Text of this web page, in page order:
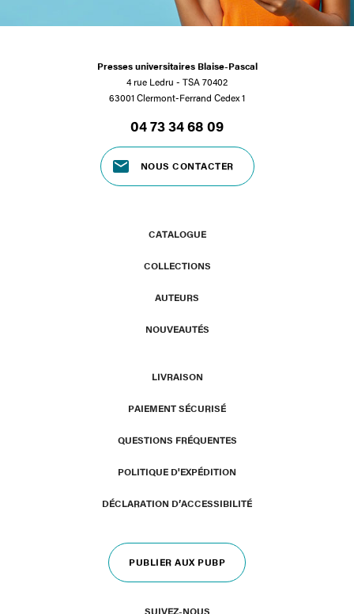
Presses universitaires Blaise-Pascal
4 rue Ledru - TSA 70402
63001 Clermont-Ferrand Cedex 1
04 73 34 68 09
NOUS CONTACTER
CATALOGUE
COLLECTIONS
AUTEURS
NOUVEAUTÉS
LIVRAISON
PAIEMENT SÉCURISÉ
QUESTIONS FRÉQUENTES
POLITIQUE D'EXPÉDITION
DÉCLARATION D’ACCESSIBILITÉ
PUBLIER AUX PUBP
SUIVEZ-NOUS